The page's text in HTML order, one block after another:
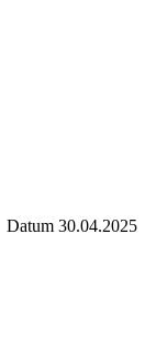
Datum 30.04.2025